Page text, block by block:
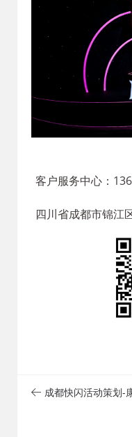
客户服务中心：
四川省成都市锦江
成都快闪活动策划-